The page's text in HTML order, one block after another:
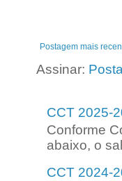
Postagem mais
Assinar:
CCT 2025-
Conforme
abaixo, o
CCT 2024-